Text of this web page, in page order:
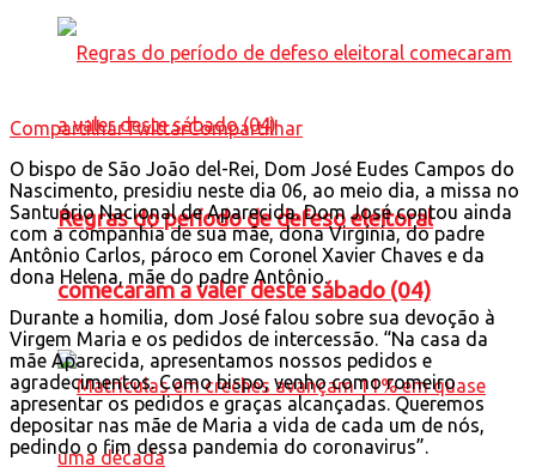
Regras do período de defeso eleitoral
comecaram a valer deste sábado (04)
CompartilharTwittarCompartilhar
O bispo de São João del-Rei, Dom José Eudes Campos do
Nascimento, presidiu neste dia 06, ao meio dia, a missa no
Santuário Nacional de Aparecida. Dom José contou ainda
com a companhia de sua mãe, dona Virgínia, do padre
Antônio Carlos, pároco em Coronel Xavier Chaves e da
dona Helena, mãe do padre Antônio.
Durante a homilia, dom José falou sobre sua devoção à
Virgem Maria e os pedidos de intercessão. “Na casa da
mãe Aparecida, apresentamos nossos pedidos e
agradecimentos. Como bispo, venho como romeiro
apresentar os pedidos e graças alcançadas. Queremos
depositar nas mãe de Maria a vida de cada um de nós,
pedindo o fim dessa pandemia do coronavirus”.